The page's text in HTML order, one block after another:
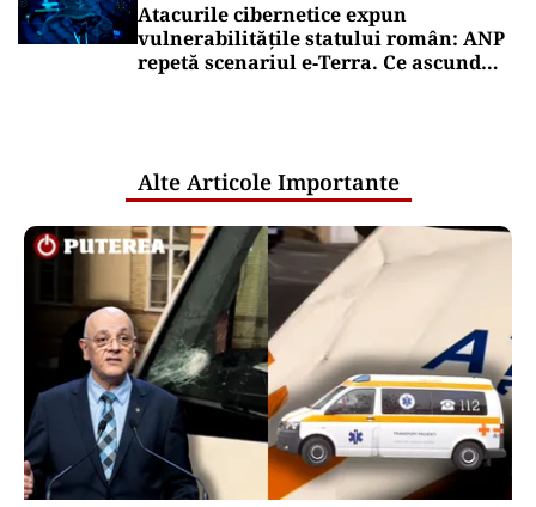
Atacurile cibernetice expun
vulnerabilitățile statului român: ANP
repetă scenariul e‑Terra. Ce ascund
Alte Articole Importante